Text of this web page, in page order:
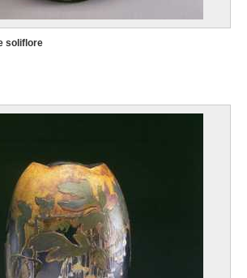
soliflore